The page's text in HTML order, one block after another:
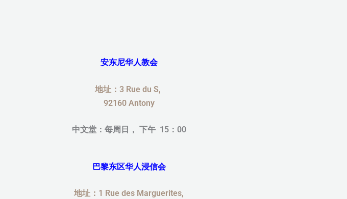
安东尼华人教会
地址：3 Rue du S,
92160 Antony
中文堂：每周日， 下午 15：00
巴黎东区华人浸信会
地址：1 Rue des Marguerites,